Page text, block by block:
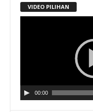
VIDEO PILIHAN
00:00